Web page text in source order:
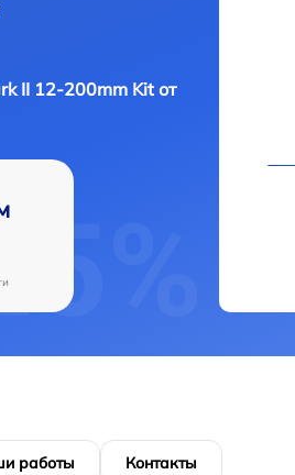
II 12-200mm Kit от
работы Контакты